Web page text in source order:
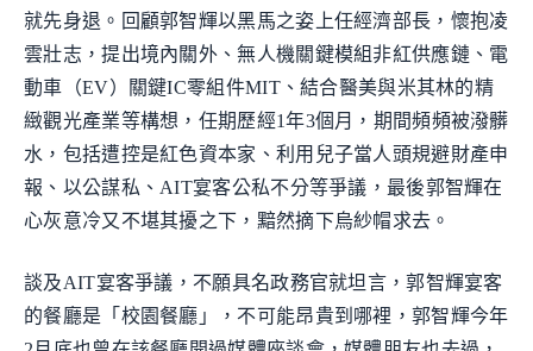
就先身退。回顧郭智輝以黑馬之姿上任經濟部長，懷抱凌
雲壯志，提出境內關外、無人機關鍵模組非紅供應鏈、電
動車（EV）關鍵IC零組件MIT、結合醫美與米其林的精
緻觀光產業等構想，任期歷經1年3個月，期間頻頻被潑髒
水，包括遭控是紅色資本家、利用兒子當人頭規避財產申
報、以公謀私、AIT宴客公私不分等爭議，最後郭智輝在
心灰意冷又不堪其擾之下，黯然摘下烏紗帽求去。
談及AIT宴客爭議，不願具名政務官就坦言，郭智輝宴客
的餐廳是「校園餐廳」，不可能昂貴到哪裡，郭智輝今年